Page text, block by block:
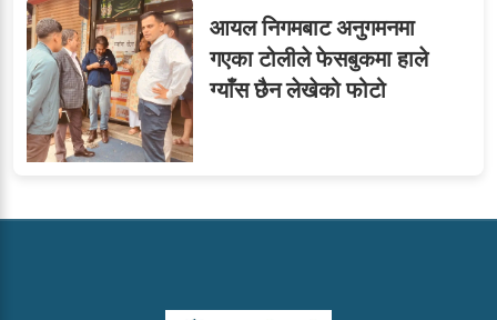
आयल निगमबाट अनुगमनमा
गएका टोलीले फेसबुकमा हाले
ग्याँस छैन लेखेको फोटो